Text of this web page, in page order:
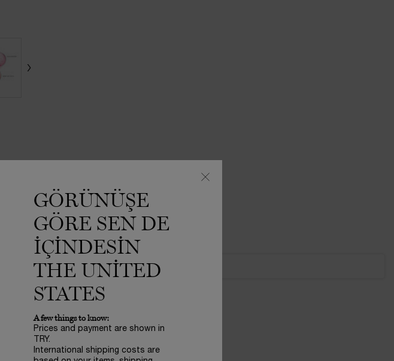
GÖRÜNÜŞE
GÖRE SEN DE
IÇINDESIN
THE UNITED
STATES
A few things to know:
Prices and payment are shown in
TRY.
International shipping costs are